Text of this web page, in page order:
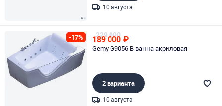
10 августа
-17% 229 000
189 000 ₽
Gemy G9056 B ванна акриловая
2 варианта
10 августа